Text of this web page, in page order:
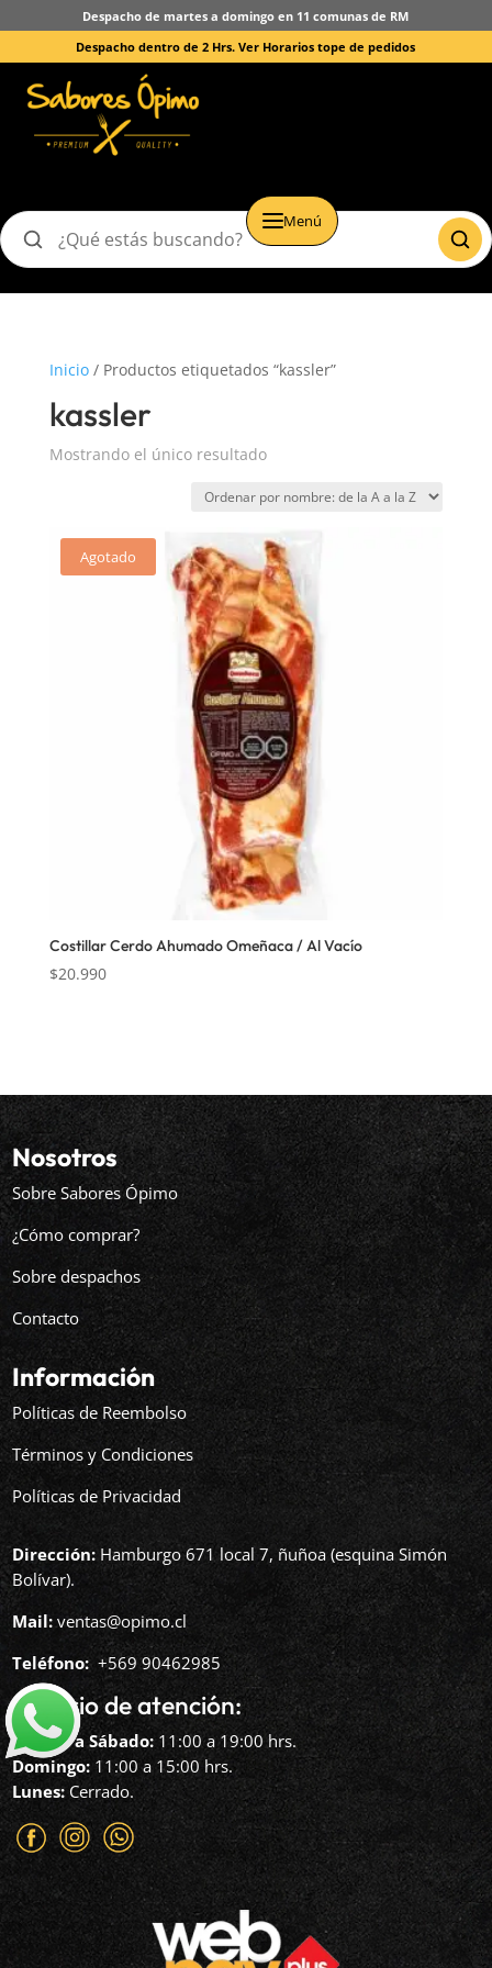
Despacho de martes a domingo en 11 comunas de RM
Despacho dentro de 2 Hrs.Ver Horarios tope de pedidos
Menú
Buscar
Inicio/ Productos etiquetados “kassler”
kassler
Mostrando el único resultado
Agotado
Costillar Cerdo Ahumado Omeñaca / Al Vacío
$20.990
Nosotros
Sobre Sabores Ópimo
¿Cómo comprar?
Sobre despachos
Contacto
Información
Políticas de Reembolso
Términos y Condiciones
Políticas de Privacidad
Dirección: Hamburgo 671 local 7, ñuñoa (esquina Simón
Bolívar).
Mail: ventas@opimo.cl
Teléfono: ‪+569 90462985‬
Horario de atención:
Martes a Sábado: 11:00 a 19:00 hrs.
Domingo: 11:00 a 15:00 hrs.
Lunes: Cerrado.